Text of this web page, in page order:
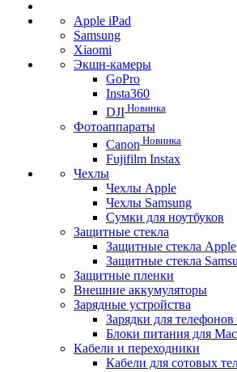
Apple iPad
Samsung
Xiaomi
Экшн-камеры
GoPro
Insta360
DJI Новинка
Фотоаппараты
Canon Новинка
Fujifilm Instax
Чехлы
Чехлы Apple
Чехлы Samsung
Сумки для ноутбуков
Защитные стекла
Защитные стекла Apple
Защитные стекла
Защитные пленки
Внешние аккумуляторы
Зарядные устройства
Зарядки для
Блоки питания для
Кабели и переходники
Кабели для сотовых